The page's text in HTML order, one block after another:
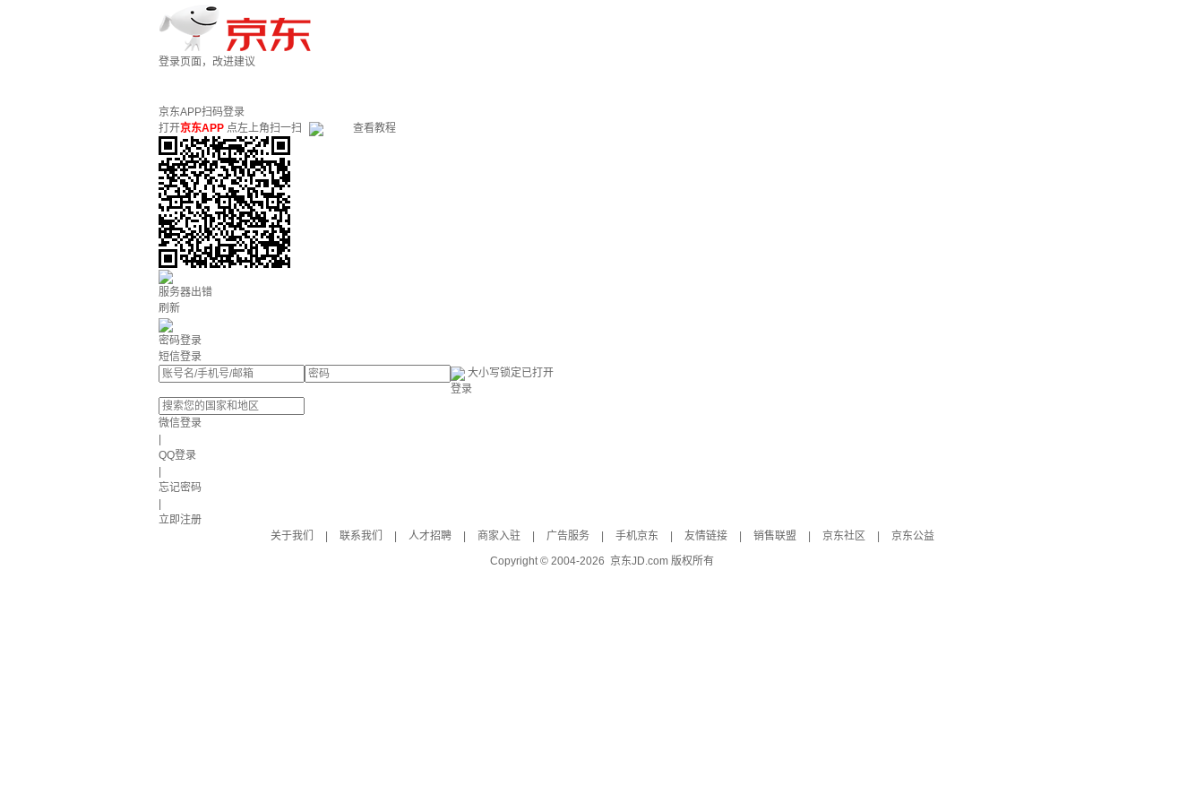
登录页面，改进建议
京东APP扫码登录
打开京东APP 点左上角扫一扫 查看教程
服务器出错
刷新
密码登录
短信登录
大小写锁定已打开
登录
微信登录
QQ登录
忘记密码
立即注册
关于我们
联系我们 人才招聘 商家入驻 广告服务 手机京东 友情链接 销售联盟 京东社区
京东公益
Copyright © 2004-2026 京东JD.com 版权所有